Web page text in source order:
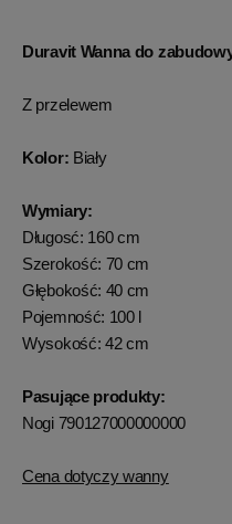
Duravit Wanna do
Z przelewem
Kolor: Biały
Wymiary:
Długosć: 160 cm
Szerokość: 70 cm
Głębokość: 40 cm
Pojemność: 100 l
Wysokość: 42 cm
Pasujące produkty:
Nogi 790127000000000
Cena dotyczy wanny